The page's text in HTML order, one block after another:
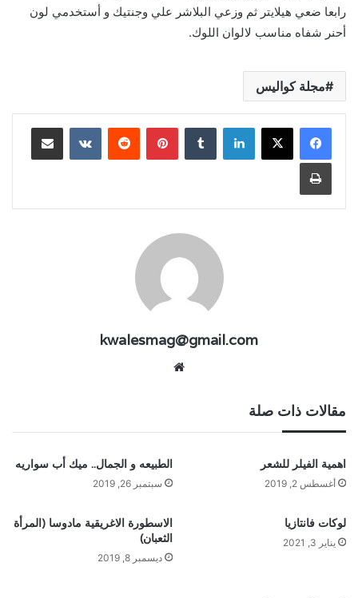
رابعا ضعي هيلايتر ثم وزعي البلاشر علي وجنتيك و أستخدمي لون
أحنر شفاه مناسب لالوان اللوك.
مجلة كواليس
لينكدإن بينتيريست مشاركة عبر البريد
طباعة
kwalesmag@gmail.com
مقالات ذات صلة
اهمية الفيلر للشعر
أغسطس 2, 2019
الطبيعه و الجمال.. ميك أب سواريه
سبتمبر 26, 2019
لوكات فانتازيا
يناير 3, 2021
الاسطورة الاغريقية مادوسا (المرأة
الثعبان)
ديسمبر 8, 2019